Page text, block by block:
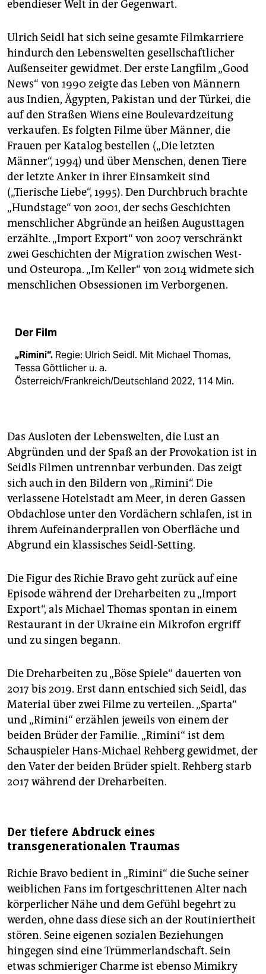
ebendieser Welt in der Gegenwart.
Ulrich Seidl hat sich seine gesamte Filmkarriere
hindurch den Lebenswelten gesellschaftlicher
Außenseiter gewidmet. Der erste Langfilm „Good
News“ von 1990 zeigte das Leben von Männern
aus Indien, Ägypten, Pakistan und der Türkei, die
auf den Straßen Wiens eine Boulevardzeitung
verkaufen. Es folgten Filme über Männer, die
Frauen per Katalog bestellen („Die letzten
Männer“, 1994) und über Menschen, denen Tiere
der letzte Anker in ihrer Einsamkeit sind
(„Tierische Liebe“, 1995). Den Durchbruch brachte
„Hundstage“ von 2001, der sechs Geschichten
menschlicher Abgründe an heißen Augusttagen
erzählte. „Import Export“ von 2007 verschränkt
zwei Geschichten der Migration zwischen West-
und Osteuropa. „Im Keller“ von 2014 widmete sich
menschlichen Obsessionen im Verborgenen.
Der Film
„Rimini“. Regie: Ulrich Seidl. Mit Michael Thomas,
Tessa Göttlicher u. a.
Österreich/Frankreich/Deutschland 2022, 114 Min.
Das Ausloten der Lebenswelten, die Lust an
Abgründen und der Spaß an der Provokation ist in
Seidls Filmen untrennbar verbunden. Das zeigt
sich auch in den Bildern von „Rimini“. Die
verlassene Hotelstadt am Meer, in deren Gassen
Obdachlose unter den Vordächern schlafen, ist in
ihrem Aufeinanderprallen von Oberfläche und
Abgrund ein klassisches Seidl-Setting.
Die Figur des Richie Bravo geht zurück auf eine
Episode während der Dreharbeiten zu „Import
Export“, als Michael Thomas spontan in einem
Restaurant in der Ukraine ein Mikrofon ergriff
und zu singen begann.
Die Dreharbeiten zu „Böse Spiele“ dauerten von
2017 bis 2019. Erst dann entschied sich Seidl, das
Material über zwei Filme zu verteilen. „Sparta“
und „Rimini“ erzählen jeweils von einem der
beiden Brüder der Familie. „Rimini“ ist dem
Schauspieler Hans-Michael Rehberg gewidmet, der
den Vater der beiden Brüder spielt. Rehberg starb
2017 während der Dreharbeiten.
Der tiefere Abdruck eines
transgenerationalen Traumas
Richie Bravo bedient in „Rimini“ die Suche seiner
weiblichen Fans im fortgeschrittenen Alter nach
körperlicher Nähe und dem Gefühl begehrt zu
werden, ohne dass diese sich an der Routiniertheit
stören. Seine eigenen sozialen Beziehungen
hingegen sind eine Trümmerlandschaft. Sein
etwas schmieriger Charme ist ebenso Mimikry